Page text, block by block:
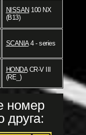
NISSAN100 NX
(B13)
SCANIA4 - series
HONDACR-V III
(RE_)
номер
друга: